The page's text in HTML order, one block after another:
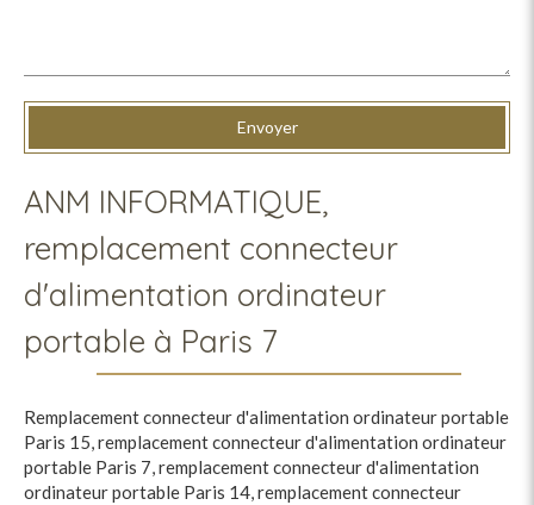
Envoyer
ANM INFORMATIQUE,
remplacement connecteur
d'alimentation ordinateur
portable à Paris 7
Remplacement connecteur d'alimentation ordinateur portable
Paris 15,remplacement connecteur d'alimentation ordinateur
portable Paris 7,remplacement connecteur d'alimentation
ordinateur portable Paris 14,remplacement connecteur